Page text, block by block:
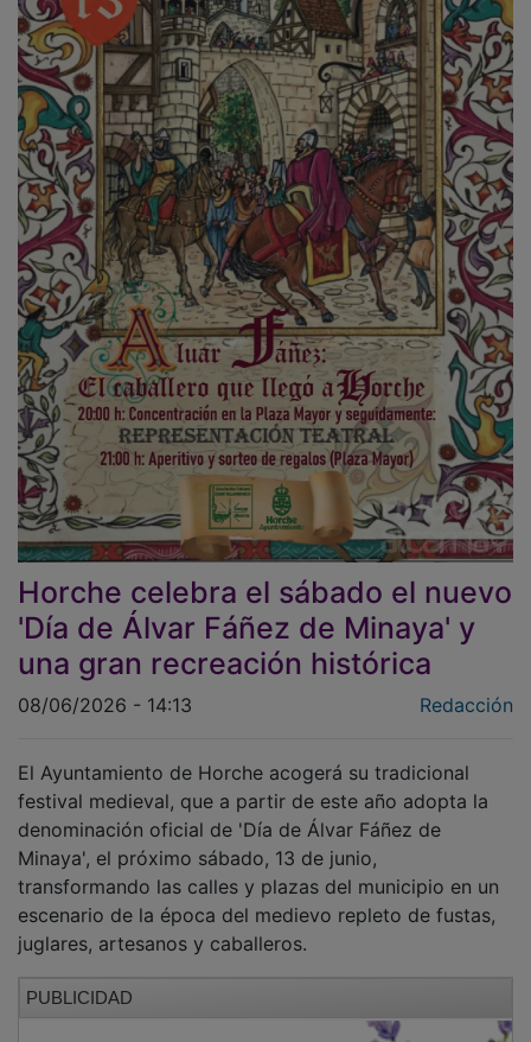
Horche celebra el sábado el nuevo
'Día de Álvar Fáñez de Minaya' y
una gran recreación histórica
08/06/2026 - 14:13
festival medieval, que a partir de este año adopta la
denominación oficial de 'Día de Álvar Fáñez de
Minaya', el próximo sábado, 13 de junio,
transformando las calles y plazas del municipio en un
escenario de la época del medievo repleto de fustas,
juglares, artesanos y caballeros.